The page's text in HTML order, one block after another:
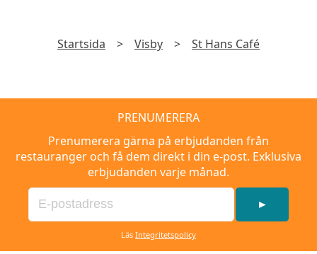
Startsida > Visby > St Hans Café
PRENUMERERA
Prenumerera gärna på erbjudanden från
restauranger och få dem direkt i din e-post. Exklusiva
erbjudanden varje månad.
►
Läs Integritetspolicy